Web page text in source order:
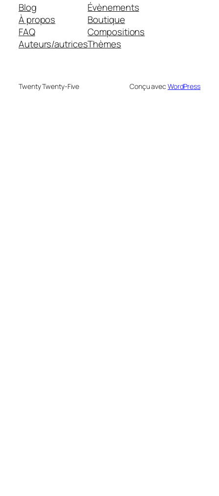
Blog
À propos
FAQ
Auteurs/autrices
Évènements
Boutique
Compositions
Thèmes
Twenty Twenty-Five Conçu avec WordPress